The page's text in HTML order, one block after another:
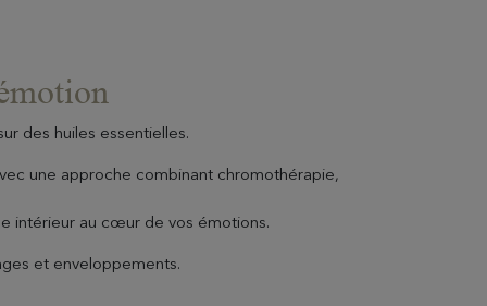
EN SAVOIR PLUS
des huiles essentielles.
une approche combinant chromothérapie,
intérieur au cœur de vos émotions.
et enveloppements.